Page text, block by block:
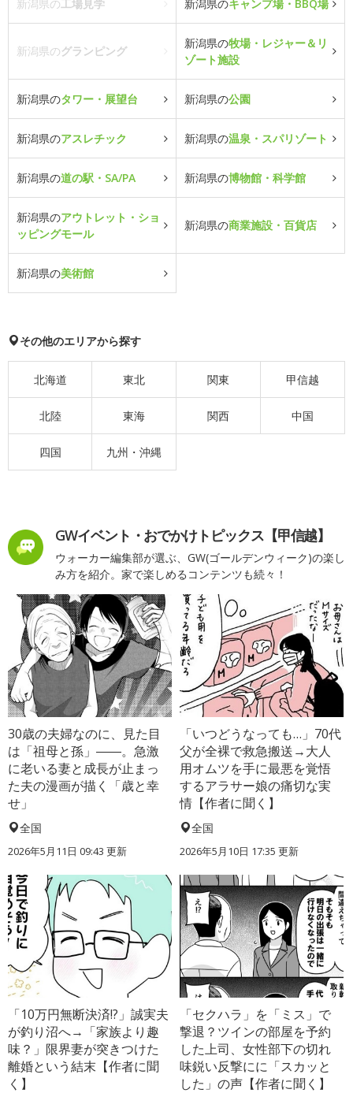
新潟県の工場見学 新潟県のキャンプ場・BBQ場
新潟県のグランピング
新潟県の牧場・レジャー＆リ
ゾート施設
新潟県のタワー・展望台 新潟県の公園
新潟県のアスレチック 新潟県の温泉・スパリゾート
新潟県の道の駅・SA/PA 新潟県の博物館・科学館
新潟県のアウトレット・ショ
ッピングモール
新潟県の商業施設・百貨店
新潟県の美術館
その他のエリアから探す
北海道 東北 関東 甲信越
北陸 東海 関西 中国
四国 九州・沖縄
GWイベント・おでかけトピックス【甲信越】
ウォーカー編集部が選ぶ、GW(ゴールデンウィーク)の楽し
み方を紹介。家で楽しめるコンテンツも続々！
30歳の夫婦なのに、見た目
は「祖母と孫」――。急激
に老いる妻と成長が止まっ
た夫の漫画が描く「歳と幸
せ」
全国
2026年5月11日 09:43 更新
「いつどうなっても…」70代
父が全裸で救急搬送→大人
用オムツを手に最悪を覚悟
するアラサー娘の痛切な実
情【作者に聞く】
全国
2026年5月10日 17:35 更新
「10万円無断決済!?」誠実夫
が釣り沼へ→「家族より趣
味？」限界妻が突きつけた
離婚という結末【作者に聞
く】
「セクハラ」を「ミス」で
撃退？ツインの部屋を予約
した上司、女性部下の切れ
味鋭い反撃にに「スカッと
した」の声【作者に聞く】